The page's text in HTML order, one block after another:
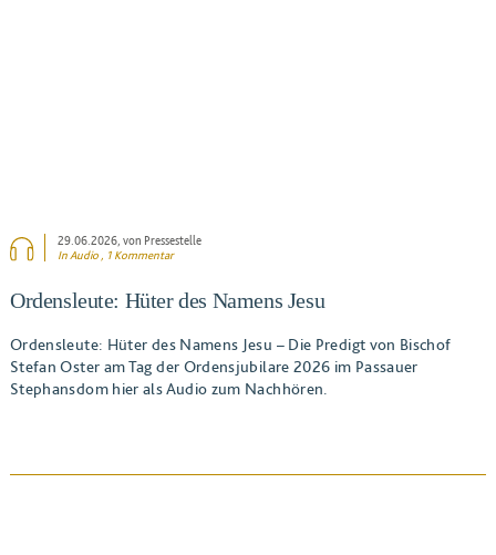
29.06.2026, von Pressestelle
In Audio , 1 Kommentar
Ordensleute: Hüter des Namens Jesu
Ordensleute: Hüter des Namens Jesu – Die Predigt von Bischof
Stefan Oster am Tag der Ordensjubilare 2026 im Passauer
Stephansdom hier als Audio zum Nachhören.